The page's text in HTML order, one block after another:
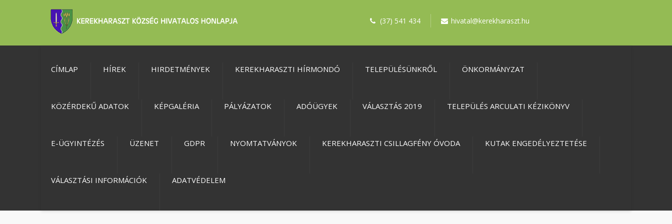
(37) 541 434 hivatal@kerekharaszt.hu
CÍMLAP HÍREK HIRDETMÉNYEK KEREKHARASZTI HÍRMONDÓ TELEPÜLÉSÜNKRŐL ÖNKORMÁNYZAT
KÖZÉRDEKŰ ADATOK KÉPGALÉRIA PÁLYÁZATOK ADÓÜGYEK VÁLASZTÁS 2019 TELEPÜLÉS ARCULATI KÉZIKÖNYV
E-ÜGYINTÉZÉS ÜZENET GDPR NYOMTATVÁNYOK KEREKHARASZTI CSILLAGFÉNY ÓVODA KUTAK ENGEDÉLYEZTETÉSE
VÁLASZTÁSI INFORMÁCIÓK ADATVÉDELEM